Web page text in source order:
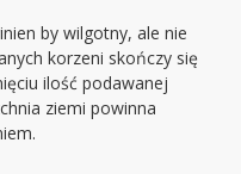
by wilgotny, ale nie
korzeni skończy się
ilość podawanej
ziemi powinna